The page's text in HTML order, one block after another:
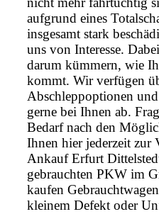
aufgrund eines
insgesamt stark
uns von Interesse.
darum kümmern, wie
kommt. Wir verfügen
Abschleppoptionen
gerne bei Ihnen ab.
Bedarf nach den
Ihnen hier jederzeit
Ankauf Erfurt
gebrauchten PKW im
kaufen
kleinem Defekt oder